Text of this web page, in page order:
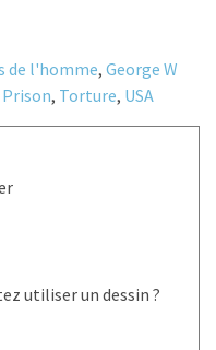
de l'homme, George W
Prison, Torture, USA
utiliser un dessin ?